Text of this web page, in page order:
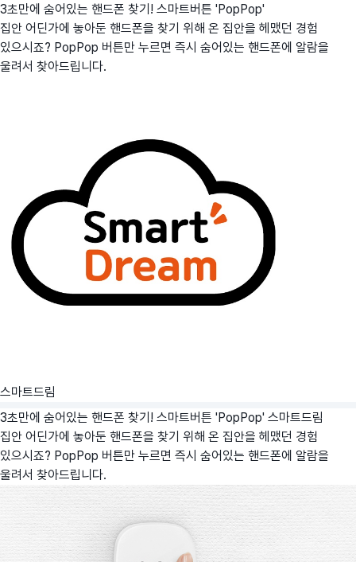
3초만에 숨어있는 핸드폰 찾기! 스마트버튼 'PopPop'
집안 어딘가에 놓아둔 핸드폰을 찾기 위해 온 집안을 헤맸던 경험
있으시죠? PopPop 버튼만 누르면 즉시 숨어있는 핸드폰에 알람을
울려서 찾아드립니다.
스마트드림
3초만에 숨어있는 핸드폰 찾기! 스마트버튼 'PopPop' 스마트드림
집안 어딘가에 놓아둔 핸드폰을 찾기 위해 온 집안을 헤맸던 경험
있으시죠? PopPop 버튼만 누르면 즉시 숨어있는 핸드폰에 알람을
울려서 찾아드립니다.